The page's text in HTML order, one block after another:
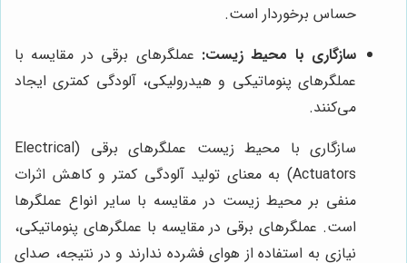
حساس برخوردار است.
سازگاری با محیط زیست: عملگرهای برقی در مقایسه با
عملگرهای پنوماتیکی و هیدرولیکی، آلودگی کمتری ایجاد
می‌کنند.
سازگاری با محیط زیست عملگرهای برقی (Electrical
Actuators) به معنای تولید آلودگی کمتر و کاهش اثرات
منفی بر محیط زیست در مقایسه با سایر انواع عملگرها
است. عملگرهای برقی در مقایسه با عملگرهای پنوماتیکی،
نیازی به استفاده از هوای فشرده ندارند و در نتیجه، صدای